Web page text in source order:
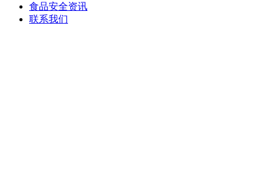
食品安全资讯
联系我们